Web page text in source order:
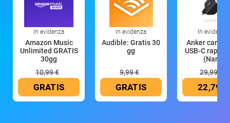
In evidenza
Amazon Music
Unlimited GRATIS
30gg
10,99 €
GRATIS
In evidenza
Audible: Gratis 30
gg
9,99 €
GRATIS
In evidenza
Anker
USB-C rapido
(Nano
29,99 €
22,79 €